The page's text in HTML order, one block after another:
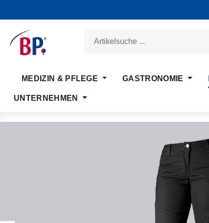
MEDIZIN & PFLEGE GASTRONOMIE
UNTERNEHMEN